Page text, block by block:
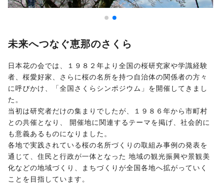
未来へつなぐ恵那のさくら
日本花の会では、１９８２年より全国の桜研究家や学識経験
者、桜愛好家、さらに桜の名所を持つ自治体の関係者の方々
に呼びかけ、「全国さくらシンポジウム」を開催してきまし
た。
当初は研究者だけの集まりでしたが、１９８６年から市町村
との共催となり、 開催地に関連するテーマを掲げ、社会的に
も意義あるものになりました。
各地で実践されている桜の名所づくりの取組み事例の発表を
通じて、住民と行政が一体となった 地域の観光振興や景観美
化などの地域づくり、まちづくりが全国各地へ拡がっていく
ことを目指しています。